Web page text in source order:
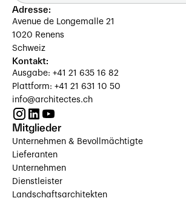
Adresse:
Avenue de Longemalle 21
1020 Renens
Schweiz
Kontakt:
Ausgabe: +41 21 635 16 82
Plattform: +41 21 631 10 50
info@architectes.ch
Mitglieder
Unternehmen & Bevollmächtigte
Lieferanten
Unternehmen
Dienstleister
Landschaftsarchitekten